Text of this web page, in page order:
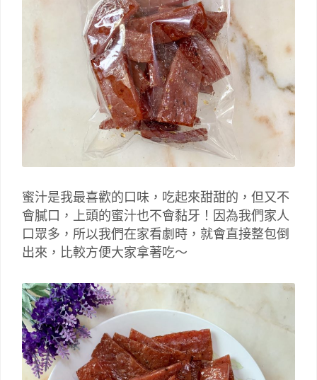
蜜汁是我最喜歡的口味，吃起來甜甜的，但又不
會膩口，上頭的蜜汁也不會黏牙！因為我們家人
口眾多，所以我們在家看劇時，就會直接整包倒
出來，比較方便大家拿著吃～